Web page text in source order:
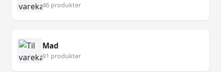
46 produkter
Mad
91 produkter